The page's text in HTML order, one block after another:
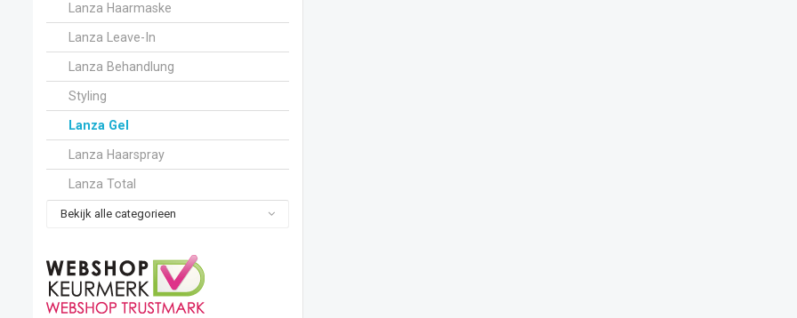
Lanza Haarmaske
Lanza Leave-In
Lanza Behandlung
Styling
Lanza Gel
Lanza Haarspray
Lanza Total
Bekijk alle categorieen